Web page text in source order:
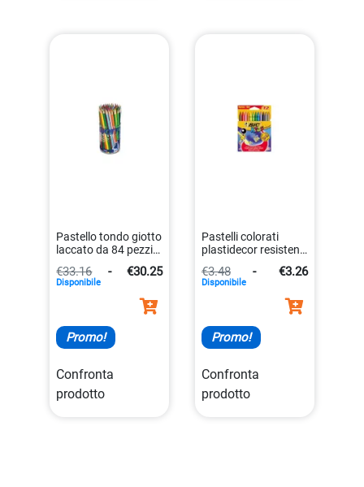
Pastello tondo giotto
laccato da 84 pezzi
8000825519307
€33.16 - €30.25
Disponibile
Promo!
Confronta
prodotto
Pastelli colorati
plastidecor resistenti
anni in su
3270220000341
€3.48 - €3.26
Disponibile
Promo!
Confronta
prodotto